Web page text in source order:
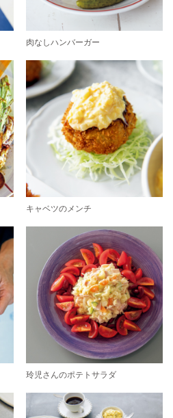
肉なしハンバーガー
キャベツのメンチ
玲児さんのポテトサラダ